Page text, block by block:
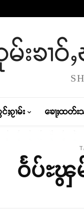
းၶၢဝ်
ႈၵႂၢမ်း ၶေႃႈထတ်း
ဝႅပ်ႊၾွ